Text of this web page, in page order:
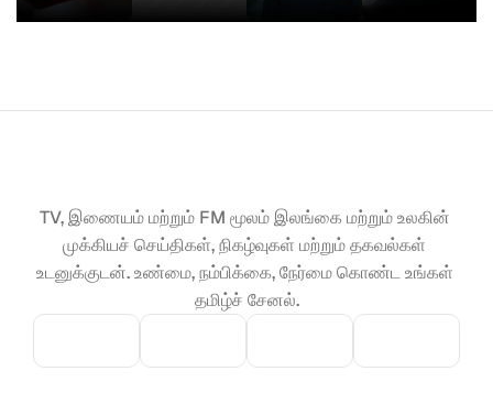
TV, இணையம் மற்றும் FM மூலம் இலங்கை மற்றும் உலகின்
முக்கியச் செய்திகள், நிகழ்வுகள் மற்றும் தகவல்கள்
உடனுக்குடன். உண்மை, நம்பிக்கை, நேர்மை கொண்ட உங்கள்
தமிழ்ச் சேனல்.